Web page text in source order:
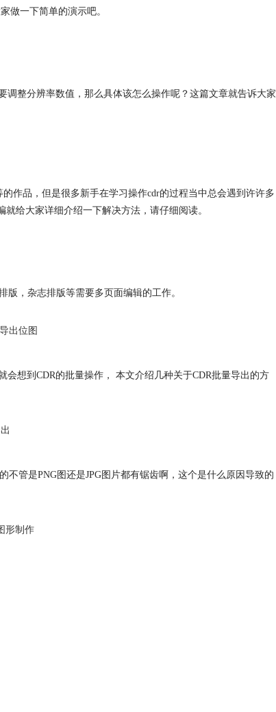
做一下简单的演示吧。
整分辨率数值，那么具体该怎么操作呢？这篇文章就告诉大家
作品，但是很多新手在学习操作cdr的过程当中总会遇到许许多
给大家详细介绍一下解决方法，请仔细阅读。
版，杂志排版等需要多页面编辑的工作。
出位图
想到CDR的批量操作， 本文介绍几种关于CDR批量导出的方
管是PNG图还是JPG图片都有锯齿啊，这个是什么原因导致的
形制作